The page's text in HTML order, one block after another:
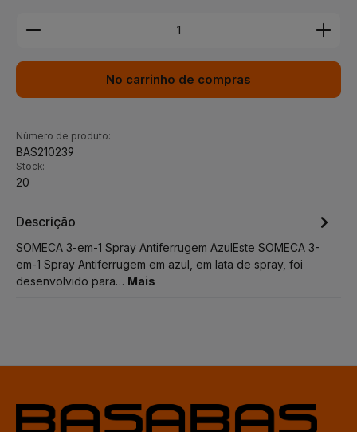
Quantidade do Produto: Insira a quantidade
No carrinho de compras
Número de produto:
BAS210239
Stock:
20
Descrição
SOMECA 3-em-1 Spray Antiferrugem AzulEste SOMECA 3-
em-1 Spray Antiferrugem em azul, em lata de spray, foi
desenvolvido para… Mais